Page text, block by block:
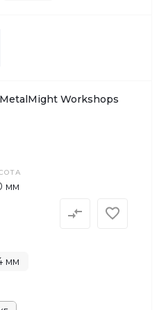
Workshops
мм
мм